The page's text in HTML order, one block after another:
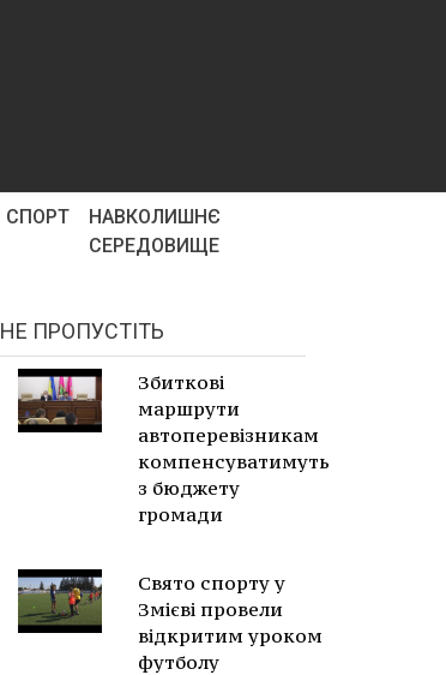
СПОРТ
НАВКОЛИШНЄ
СЕРЕДОВИЩЕ
НЕ ПРОПУСТІТЬ
Збиткові
маршрути
автоперевізникам
компенсуватимуть
з бюджету
громади
Свято спорту у
Змієві провели
відкритим уроком
футболу